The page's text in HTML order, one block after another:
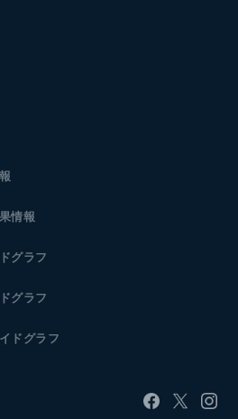
情報
グラフ
グラフ
ドグラフ